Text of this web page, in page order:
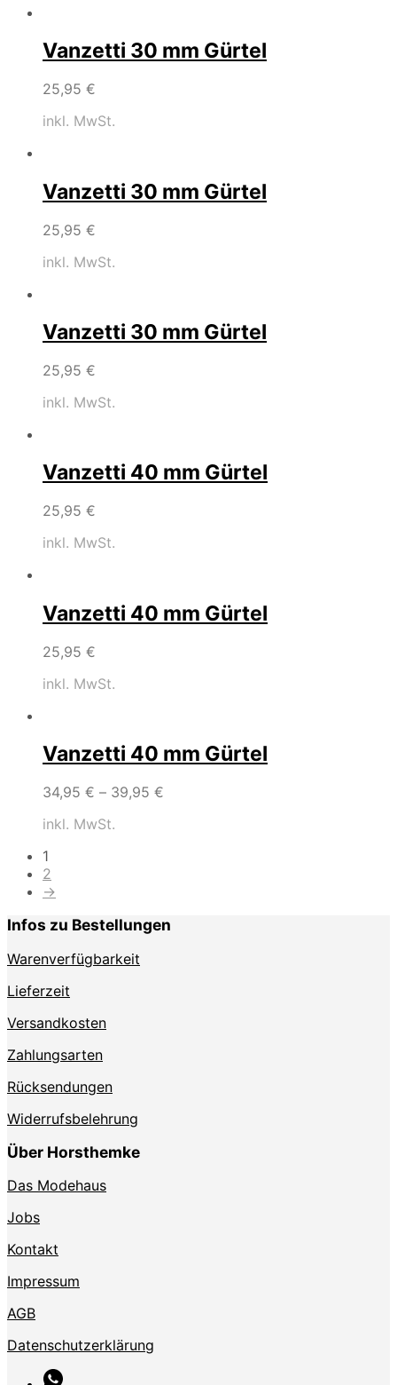
Vanzetti 30 mm Gürtel
25,95 €
inkl. MwSt.
Vanzetti 30 mm Gürtel
25,95 €
inkl. MwSt.
Vanzetti 30 mm Gürtel
25,95 €
inkl. MwSt.
Vanzetti 40 mm Gürtel
25,95 €
inkl. MwSt.
Vanzetti 40 mm Gürtel
25,95 €
inkl. MwSt.
Vanzetti 40 mm Gürtel
34,95 € – 39,95 €
inkl. MwSt.
1
2
→
Infos zu Bestellungen
Warenverfügbarkeit
Lieferzeit
Versandkosten
Zahlungsarten
Rücksendungen
Widerrufsbelehrung
Über Horsthemke
Das Modehaus
Jobs
Kontakt
Impressum
AGB
Datenschutzerklärung